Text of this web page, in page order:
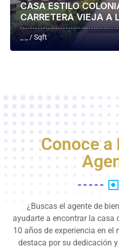
CASA ESTILO
CARRETERA VIEJA A
_ _ / Sqft
Conoce a
¿Buscas el agente de
ayudarte a encontrar la casa
10 años de experiencia en el
destaca por su dedicación